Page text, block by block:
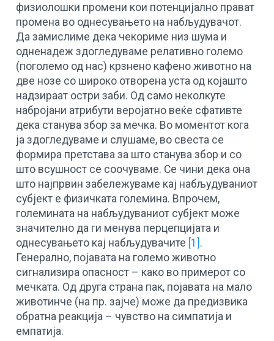
физиолошки промени кои потенцијално прават
промена во однесувањето на набљудувачот.
Да замислиме дека чекориме низ шума и
одненадеж здогледуваме релативно големо
(поголемо од нас) крзнено кафено животно на
две нозе со широко отворена уста од којашто
надзираат остри заби. Од само неколкуте
набројани атрибути веројатно веќе сфативте
дека станува збор за мечка. Во моментот кога
ја здогледуваме и слушаме, во свеста се
формира претстава за што станува збор и со
што всушност се соочуваме. Се чини дека она
што најпрвин забележуваме кај набљудуваниот
субјект е физичката големина. Впрочем,
големината на набљудуваниот субјект може
значително да ги менува перцепцијата и
однесувањето кај набљудувачите [1] .
Генерално, појавата на големо животно
сигнализира опасност – како во примерот со
мечката. Од друга страна пак, појавата на мало
животинче (на пр. зајче) може да предизвика
обратна реакција – чувство на симпатија и
емпатија.